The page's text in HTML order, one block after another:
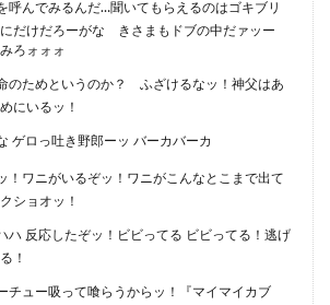
呼んでみるんだ…聞いてもらえるのはゴキブリ
だけだろーがな きさまもドブの中だァッー
ろォォォ
のためというのか？ ふざけるなッ！神父はあ
にいるッ！
ゲロっ吐き野郎ーッ バーカバーカ
！ワニがいるぞッ！ワニがこんなとこまで出て
ショオッ！
ハ 反応したぞッ！ビビってる ビビってる！逃げ
！
チュー吸って喰らうからッ！『マイマイカブ